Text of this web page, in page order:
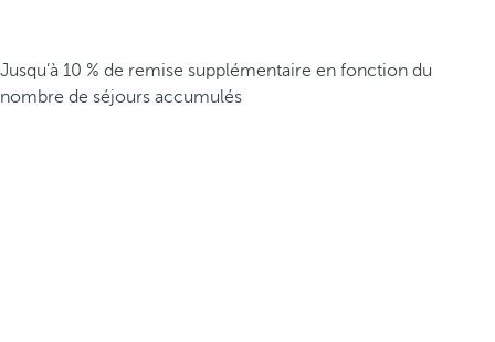
Jusqu’à 10 % de remise supplémentaire en fonction du
nombre de séjours accumulés